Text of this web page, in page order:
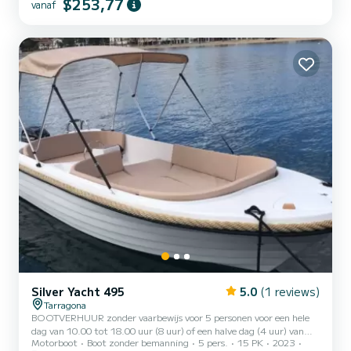
niet inbegrepen in de prijs
vanaf
Silver Yacht 495 5.0 (1 reviews)
Tarragona
BOOTVERHUUR zonder vaarbewijs voor 5 personen voor een hele
dag van 10.00 tot 18.00 uur (8 uur) of een halve dag (4 uur) van
10.00 tot 14.00 uur of 14.00 tot 18.00 uur Ook beschikbaar per
Motorboot Boot zonder bemanning 5 pers. 15 PK
2023